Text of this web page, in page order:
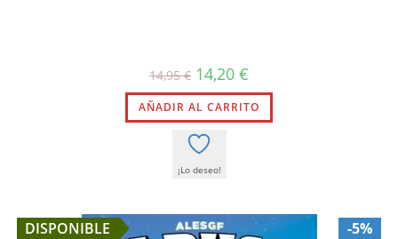
14,95€ El
precio
original
era:
14,95 €.
14,20 €
actual
es:
14,20 €.
AÑADIR AL CARRITO
¡Lo deseo!
DISPONIBLE -5%